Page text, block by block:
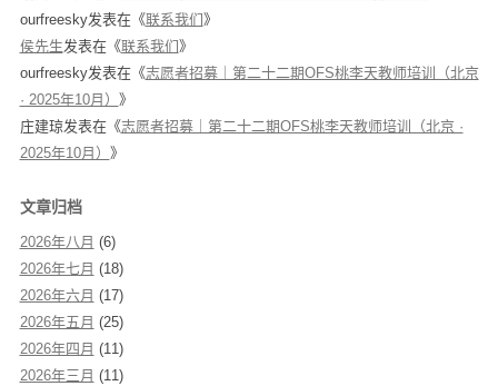
ourfreesky发表在《联系我们 》
侯先生发表在《联系我们 》
ourfreesky发表在《志愿者招募｜第二十二期OFS桃李天教师培训（北京
· 2025年10月） 》
庄建琼发表在《志愿者招募｜第二十二期OFS桃李天教师培训（北京 ·
2025年10月） 》
文章归档
2026年八月 (6)
2026年七月 (18)
2026年六月 (17)
2026年五月 (25)
2026年四月 (11)
2026年三月 (11)